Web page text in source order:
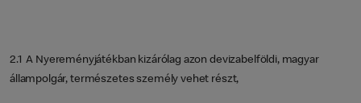
2.1 A Nyereményjátékban kizárólag azon devizabelföldi, magyar
állampolgár, természetes személy vehet részt,